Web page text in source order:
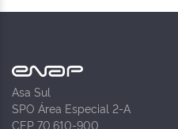
Asa Sul
SPO Área Especial 2-A
CEP 70.610-900